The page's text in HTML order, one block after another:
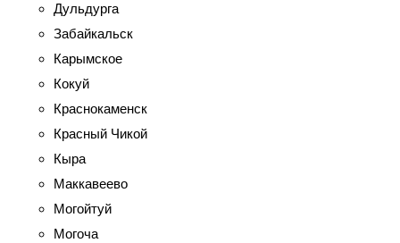
Дульдурга
Забайкальск
Карымское
Кокуй
Краснокаменск
Красный Чикой
Кыра
Маккавеево
Могойтуй
Могоча